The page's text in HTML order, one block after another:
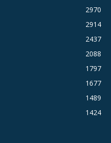
2970
2914
2437
2088
1797
1677
1489
1424